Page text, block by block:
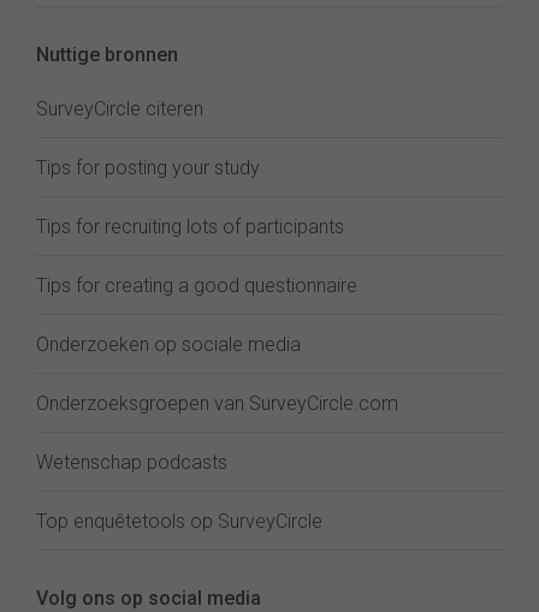
Nuttige bronnen
SurveyCircle citeren
Tips for posting your study
Tips for recruiting lots of participants
Tips for creating a good questionnaire
Onderzoeken op sociale media
Onderzoeksgroepen van SurveyCircle.com
Wetenschap podcasts
Top enquêtetools op SurveyCircle
Volg ons op social media